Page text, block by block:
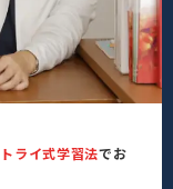
トライ式学習法でお